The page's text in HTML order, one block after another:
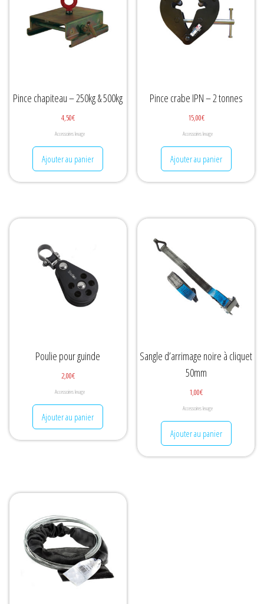
Pince chapiteau – 250kg & 500kg
4,50€
Accessoires levage
Ajouter au panier
Pince crabe IPN – 2 tonnes
15,00€
Accessoires levage
Ajouter au panier
Poulie pour guinde
2,00€
Accessoires levage
Ajouter au panier
Sangle d’arrimage noire à cliquet
50mm
1,00€
Accessoires levage
Ajouter au panier